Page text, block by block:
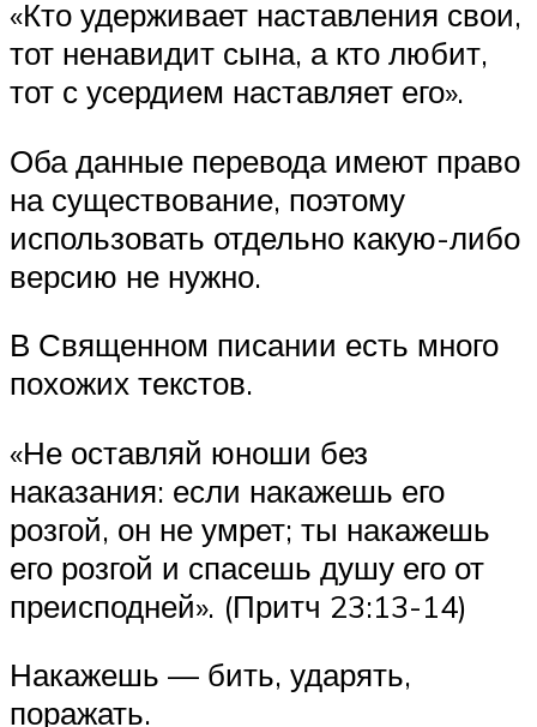
«Кто удерживает наставления свои,
тот ненавидит сына, а кто любит,
тот с усердием наставляет его».
Оба данные перевода имеют право
на существование, поэтому
использовать отдельно какую-либо
версию не нужно.
В Священном писании есть много
похожих текстов.
«Не оставляй юноши без
наказания: если накажешь его
розгой, он не умрет; ты накажешь
его розгой и спасешь душу его от
преисподней». (Притч 23:13-14)
Накажешь — бить, ударять,
поражать.